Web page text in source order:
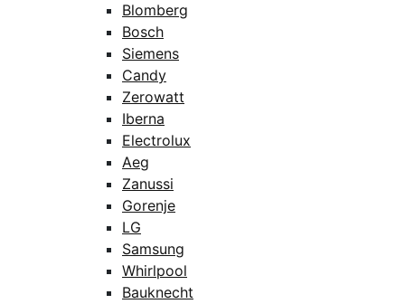
Blomberg
Bosch
Siemens
Candy
Zerowatt
Iberna
Electrolux
Aeg
Zanussi
Gorenje
LG
Samsung
Whirlpool
Bauknecht